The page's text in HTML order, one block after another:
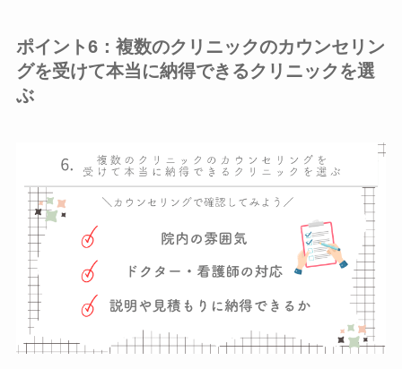
ポイント6：複数のクリニックのカウンセリン
グを受けて本当に納得できるクリニックを選
ぶ